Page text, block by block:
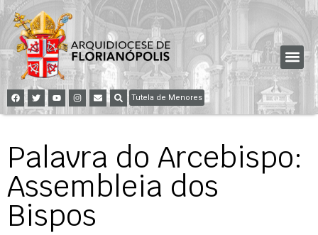
Tutela de Menores
Palavra do Arcebispo:
Assembleia dos
Bispos